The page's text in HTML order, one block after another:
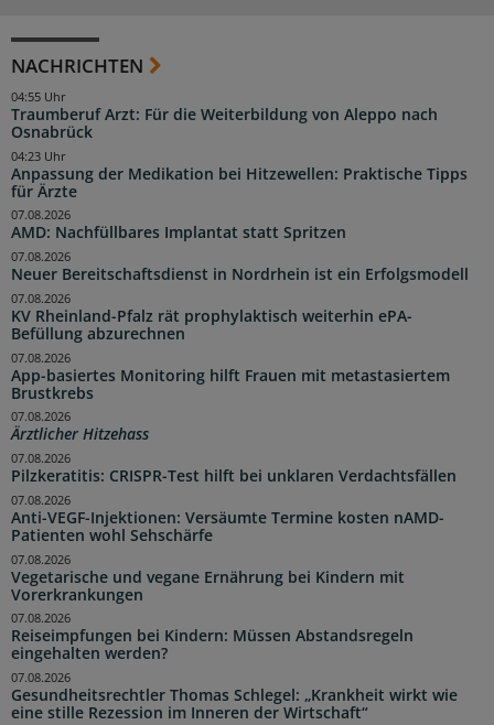
NACHRICHTEN
Traumberuf Arzt: Für die Weiterbildung von Aleppo nach
Osnabrück
04:55 Uhr
Anpassung der Medikation bei Hitzewellen: Praktische Tipps
für Ärzte
04:23 Uhr
AMD: Nachfüllbares Implantat statt Spritzen
07.08.2026
Neuer Bereitschaftsdienst in Nordrhein ist ein Erfolgsmodell
07.08.2026
KV Rheinland-Pfalz rät prophylaktisch weiterhin ePA-
Befüllung abzurechnen
07.08.2026
App-basiertes Monitoring hilft Frauen mit metastasiertem
Brustkrebs
07.08.2026
Ärztlicher Hitzehass
07.08.2026
Pilzkeratitis: CRISPR-Test hilft bei unklaren Verdachtsfällen
07.08.2026
Anti-VEGF-Injektionen: Versäumte Termine kosten nAMD-
Patienten wohl Sehschärfe
07.08.2026
Vegetarische und vegane Ernährung bei Kindern mit
Vorerkrankungen
07.08.2026
Reiseimpfungen bei Kindern: Müssen Abstandsregeln
eingehalten werden?
07.08.2026
Gesundheitsrechtler Thomas Schlegel: „Krankheit wirkt wie
eine stille Rezession im Inneren der Wirtschaft“
07.08.2026